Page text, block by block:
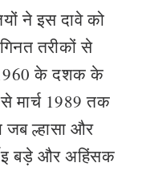
ने इस दावे को
तरीकों से
1960 के दशक के
मार्च 1989 तक
जब ल्हासा और
बड़े और अहिंसक